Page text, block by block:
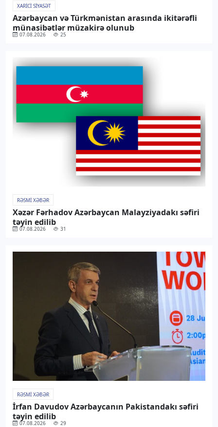
XARICI SIYASƏT
Azərbaycan və Türkmənistan arasında ikitərəfli
münasibətlər müzakirə olunub
07.08.2026 25
RƏSMI XƏBƏR
Xəzər Fərhadov Azərbaycan Malayziyadakı səfiri
təyin edilib
07.08.2026 31
RƏSMI XƏBƏR
İrfan Davudov Azərbaycanın Pakistandakı səfiri
təyin edilib
07.08.2026 29